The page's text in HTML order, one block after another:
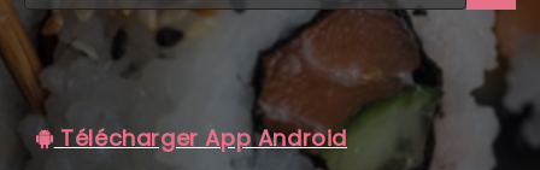
C.G.V
Télécharger App Android